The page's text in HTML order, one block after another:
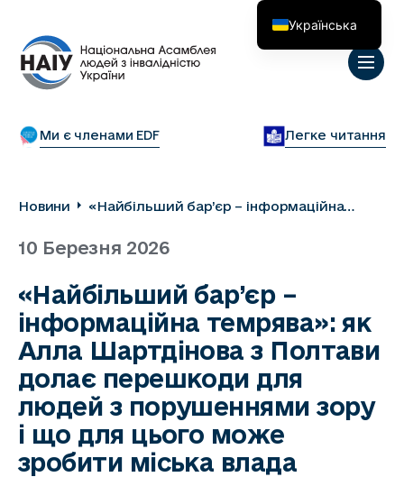
Ми є членами EDF Легке читання
Новини
«Найбільший бар’єр – інформаційна
долає перешкоди для людей з
зробити міська влада
10 Березня 2026
«Найбільший бар’єр –
інформаційна темрява»: як
Алла Шартдінова з Полтави
долає перешкоди для
людей з порушеннями зору
і що для цього може
зробити міська влада
Українська
English